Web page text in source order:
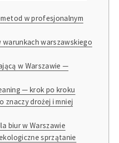
w profesjonalnym
warunkach warszawskiego
w Warszawie —
— krok po kroku
znaczy drożej i mniej
biur w Warszawie
sprzątanie